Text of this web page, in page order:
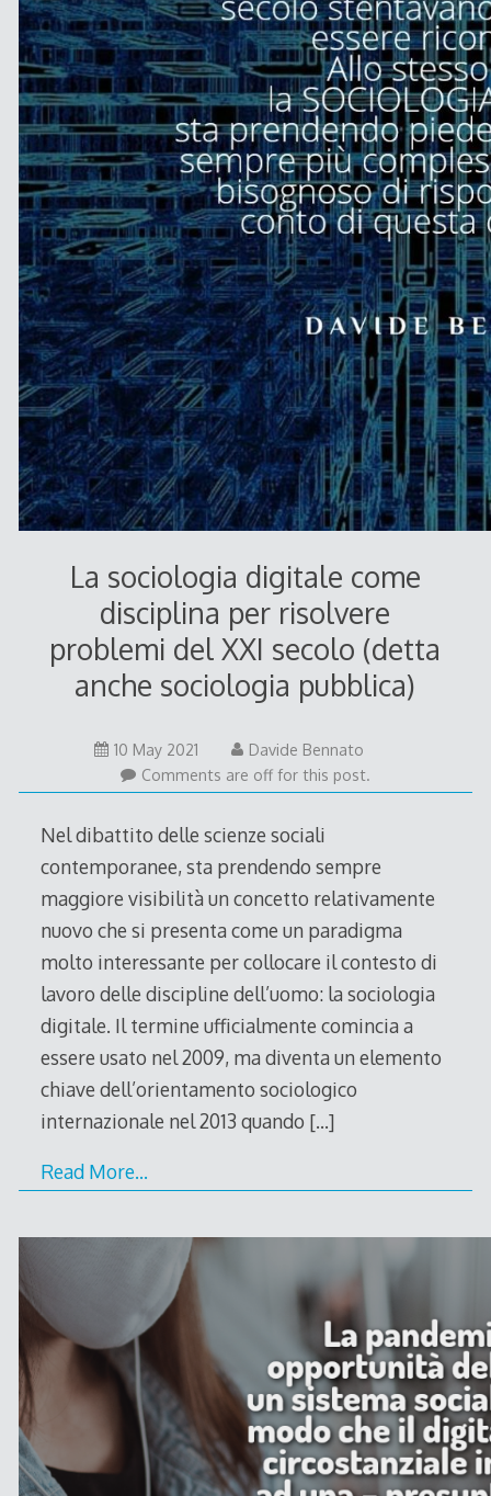
La sociologia digitale come
disciplina per risolvere
problemi del XXI secolo (detta
anche sociologia pubblica)
10 May 2021
Davide Bennato
Comments are off for this post.
Nel dibattito delle scienze sociali
contemporanee, sta prendendo sempre
maggiore visibilità un concetto relativamente
nuovo che si presenta come un paradigma
molto interessante per collocare il contesto di
lavoro delle discipline dell’uomo: la sociologia
digitale. Il termine ufficialmente comincia a
essere usato nel 2009, ma diventa un elemento
chiave dell’orientamento sociologico
internazionale nel 2013 quando […]
Read More…